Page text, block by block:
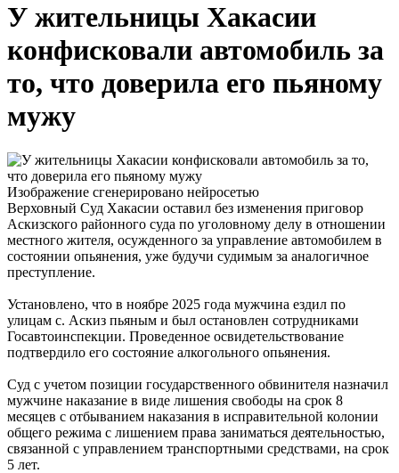
У жительницы Хакасии
конфисковали автомобиль за
то, что доверила его пьяному
мужу
Изображение сгенерировано нейросетью
Верховный Суд Хакасии оставил без изменения приговор
Аскизского районного суда по уголовному делу в отношении
местного жителя, осужденного за управление автомобилем в
состоянии опьянения, уже будучи судимым за аналогичное
преступление.
Установлено, что в ноябре 2025 года мужчина ездил по
улицам с. Аскиз пьяным и был остановлен сотрудниками
Госавтоинспекции. Проведенное освидетельствование
подтвердило его состояние алкогольного опьянения.
Суд с учетом позиции государственного обвинителя назначил
мужчине наказание в виде лишения свободы на срок 8
месяцев с отбыванием наказания в исправительной колонии
общего режима с лишением права заниматься деятельностью,
связанной с управлением транспортными средствами, на срок
5 лет.